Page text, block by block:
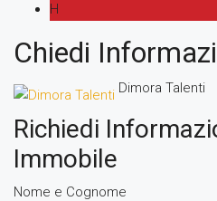
H
Chiedi
Dimora Talenti
Richiedi
Immobile
Nome e Cognome